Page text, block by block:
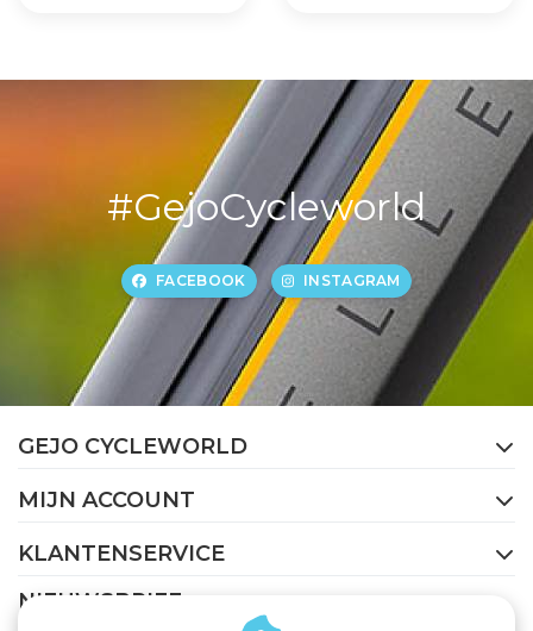
#GejoCycleworld
FACEBOOK INSTAGRAM
GEJO CYCLEWORLD
MIJN ACCOUNT
KLANTENSERVICE
NIEUWSBRIEF